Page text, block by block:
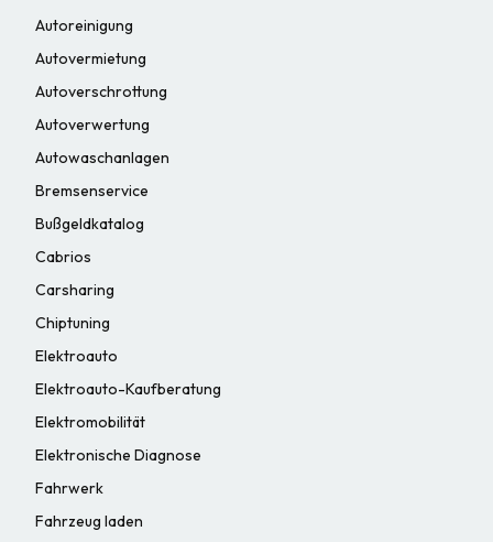
Autoreinigung
Autovermietung
Autoverschrottung
Autoverwertung
Autowaschanlagen
Bremsenservice
Bußgeldkatalog
Cabrios
Carsharing
Chiptuning
Elektroauto
Elektroauto-Kaufberatung
Elektromobilität
Elektronische Diagnose
Fahrwerk
Fahrzeug laden